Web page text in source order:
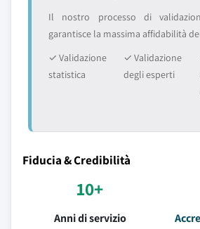
Il nostro processo di
garantisce la massima affidabilità
✓ Validazione
statistica
✓ Validazione
degli esperti
Fiducia & Credibilità
10+
Anni di servizio